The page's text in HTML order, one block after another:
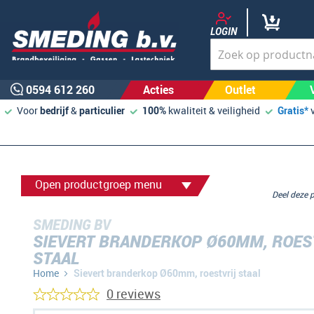
LOGIN
0594 612 260 Acties Outlet
Voorbedrijf&particulier 100% kwaliteit & veiligheid Gratis*
Open productgroep menu
SMEDING BV
SIEVERT BRANDERKOP Ø60MM,
STAAL
Home Sievert branderkop Ø60mm, roestvrij staal
Deel
0 reviews